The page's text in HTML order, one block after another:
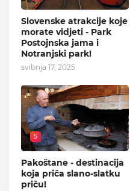
Slovenske atrakcije koje
morate vidjeti - Park
Postojnska jama i
Notranjski park!
svibnja 17, 2025
5
Pakoštane - destinacija
koja priča slano-slatku
priču!